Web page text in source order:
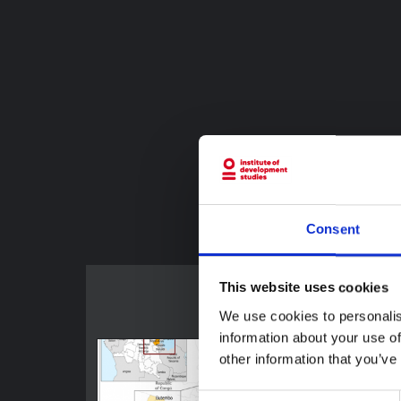
Consent
This website uses cookies
We use cookies to
information about your use
other information that